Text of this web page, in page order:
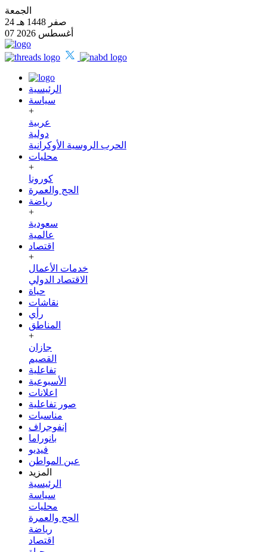
الجمعة
24 صفر 1448 هـ
07 أغسطس 2026
الرئيسية
سياسة
+
عربية
دولية
الحرب الروسية الأوكرانية
محليات
+
كورونا
الحج والعمرة
رياضة
+
سعودية
عالمية
اقتصاد
+
خدمات الأعمال
الاقتصاد الدولي
حياة
نقاشات
رأي
المناطق
+
جازان
القصيم
تفاعلية
الأسبوعية
اعلانات
صور تفاعلية
مناسبات
إنفوجراف
بانوراما
فيديو
عين المواطن
المزيد
الرئيسية
سياسة
محليات
الحج والعمرة
رياضة
اقتصاد